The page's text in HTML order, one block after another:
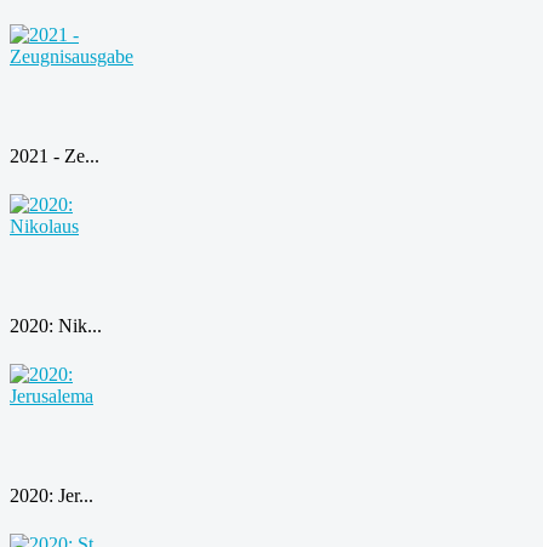
2021 - Ze...
2020: Nik...
2020: Jer...